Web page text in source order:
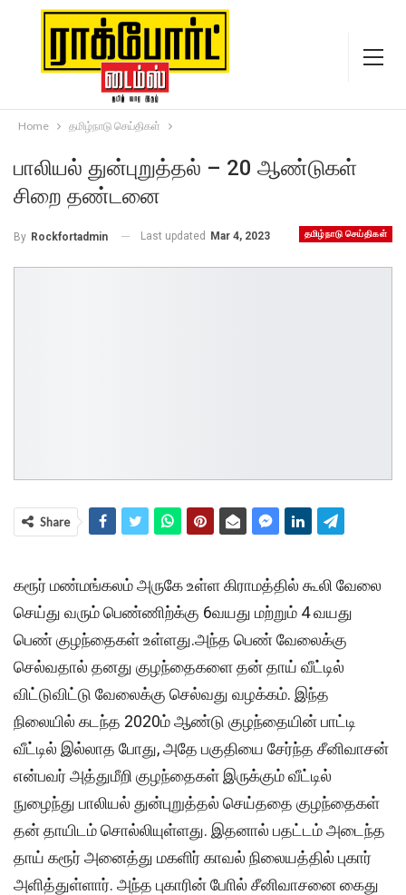
Home தமிழ்நாடு செய்திகள்
பாலியல் துன்புறுத்தல் – 20 ஆண்டுகள்
சிறை தண்டனை
தமிழ்நாடு செய்திகள்
By Rockfortadmin Last updated Mar 4, 2023
Share
கரூர் மண்மங்கலம் அருகே உள்ள கிராமத்தில் கூலி வேலை
செய்து வரும் பெண்ணிற்க்கு 6வயது மற்றும் 4 வயது
பெண் குழந்தைகள் உள்ளது.அந்த பெண் வேலைக்கு
செல்வதால் தனது குழந்தைகளை தன் தாய் வீட்டில்
விட்டுவிட்டு வேலைக்கு செல்வது வழக்கம். இந்த
நிலையில் கடந்த 2020ம் ஆண்டு குழந்தையின் பாட்டி
வீட்டில் இல்லாத போது, அதே பகுதியை சேர்ந்த சீனிவாசன்
என்பவர் அத்துமீறி குழந்தைகள் இருக்கும் வீட்டில்
நுழைந்து பாலியல் துன்புறுத்தல் செய்ததை குழந்தைகள்
தன் தாயிடம் சொல்லியுள்ளது. இதனால் பதட்டம் அடைந்த
தாய் கரூர் அனைத்து மகளிர் காவல் நிலையத்தில் புகார்
அளித்துள்ளார். அந்த புகாரின் போில் சீனிவாசனை கைது